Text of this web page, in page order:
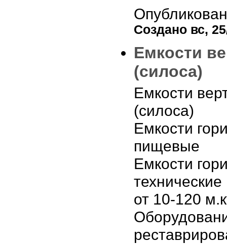
Создано вс,
Емкости
(силоса)
Емкости
(силоса)
Емкости
пищевые
Емкости
технические
от 10-120